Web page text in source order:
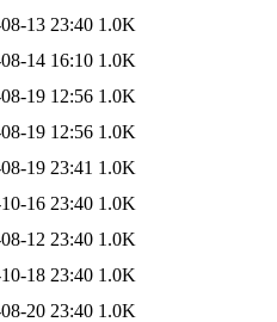
13 23:40 1.0K
14 16:10 1.0K
19 12:56 1.0K
19 12:56 1.0K
19 23:41 1.0K
16 23:40 1.0K
12 23:40 1.0K
18 23:40 1.0K
20 23:40 1.0K